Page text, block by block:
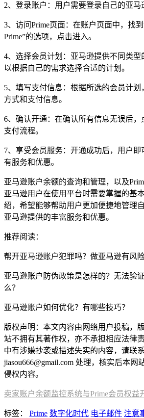
2、登录账户：用户需要登录自己的亚马
3、访问Prime页面：在账户页面中，找到
Prime”的选项，点击进入。
4、选择会员计划：亚马逊提供不同类
以根据自己的需求选择合适的计划。
5、填写支付信息：根据所选的会员计
方式和支付信息。
6、确认开通：在确认所有信息无误后
支付流程。
7、享受会员服务：开通成功后，用户即
有服务和优惠。
亚马逊账户余额的查询和管理，以及
亚马逊用户在使用平台时需要掌握的基
绍，希望能够帮助用户更加便捷地管理
亚马逊提供的丰富服务和优惠。
推荐阅读：
帮开亚马逊账户犯罪吗？做亚马逊有风
亚马逊账户防伪政策是怎样的？无法验
么？
亚马逊账户如何优化？有哪些技巧？
版权声明：本文内容由网络用户投稿，
站不拥有其著作权，亦不承担相应法律
中有涉嫌抄袭或描述失实的内容，请联系
jiasou666@gmail.com 处理，核实后本网
侵权内容。
卖家账户余额监控系统与Prime会员权益
标签： Prime 数字化时代 电子邮件 注意